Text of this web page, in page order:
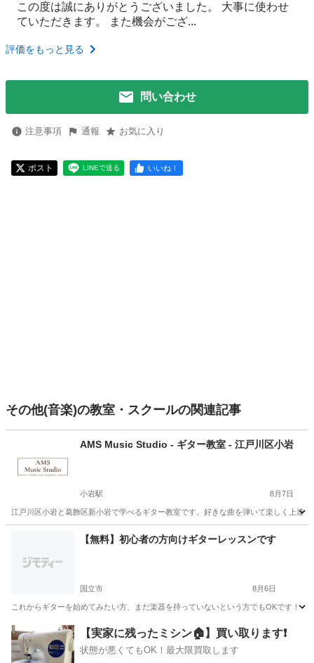
この度は誠にありがとうございました。 大事に使わせ
ていただきます。 また機会がござ...
評価をもっと見る
問い合わせ
注意事項 通報 お気に入り
ポスト LINEで送る いいね！
その他(音楽)の教室・スクールの関連記事
AMS Music Studio - ギター教室 - 江戸川区小岩
小岩駅 8月7日
江戸川区小岩と葛飾区新小岩で学べるギター教室です。好きな曲を弾いて楽しく上達
小岩駅 ギター 音楽教室
【無料】初心者の方向けギターレッスンです
国立市 8月6日
これからギターを始めてみたい方、まだ楽器を持っていないという方でもOKです！
国立市 ギター 初心者
【実家に残ったミシン🏠】買い取ります❗️
状態が悪くてもOK！最大限買取します